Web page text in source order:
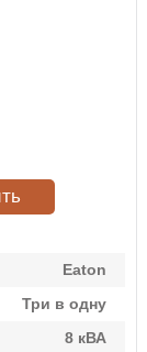
Eaton
Три в одну
8 кВА